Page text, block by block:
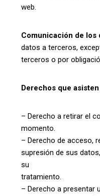
web.
Comunicación de los
datos a terceros,
terceros o por
Derechos que
– Derecho a retirar el
momento.
– Derecho de acceso,
supresión de sus
su
tratamiento.
– Derecho a presentar